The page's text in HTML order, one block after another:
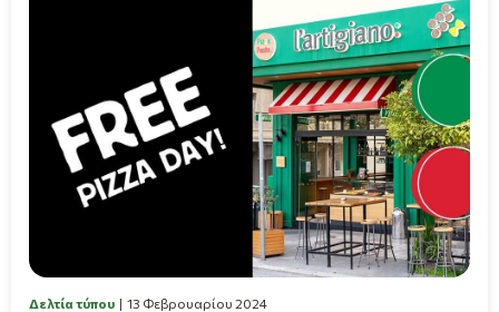
Δελτία τύπου 13 Φεβρουαρίου 2024